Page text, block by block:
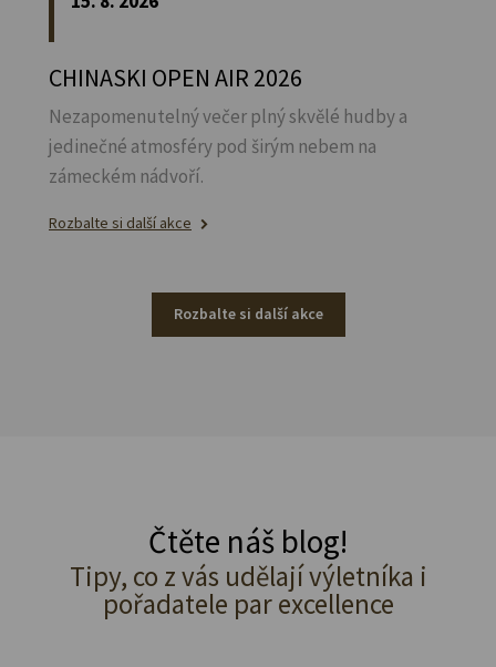
CHINASKI OPEN AIR 2026
Nezapomenutelný večer plný skvělé hudby a
jedinečné atmosféry pod širým nebem na
zámeckém nádvoří.
Rozbalte si další akce
Rozbalte si další akce
Čtěte náš blog!
Tipy, co z vás udělají výletníka i
pořadatele par excellence